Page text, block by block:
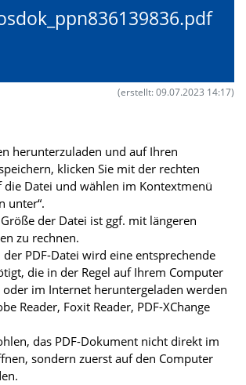
(erstellt: 09.07.2023 14:17)
herunterzuladen und auf Ihren
klicken Sie mit der rechten
die Datei und wählen im Kontextmenü
unter“.
der Datei ist ggf. mit längeren
zu rechnen.
PDF-Datei wird eine entsprechende
die in der Regel auf Ihrem Computer
im Internet heruntergeladen werden
Reader, Foxit Reader, PDF-XChange
das PDF-Dokument nicht direkt im
sondern zuerst auf den Computer